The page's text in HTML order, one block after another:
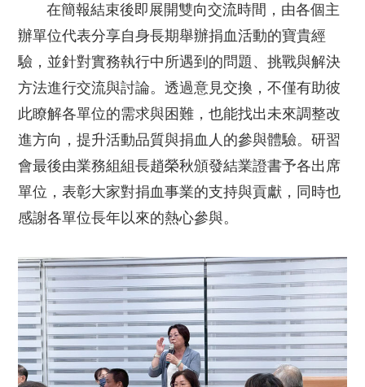
在簡報結束後即展開雙向交流時間，由各個主
辦單位代表分享自身長期舉辦捐血活動的寶貴經
驗，並針對實務執行中所遇到的問題、挑戰與解決
方法進行交流與討論。透過意見交換，不僅有助彼
此瞭解各單位的需求與困難，也能找出未來調整改
進方向，提升活動品質與捐血人的參與體驗。研習
會最後由業務組組長趙榮秋頒發結業證書予各出席
單位，表彰大家對捐血事業的支持與貢獻，同時也
感謝各單位長年以來的熱心參與。